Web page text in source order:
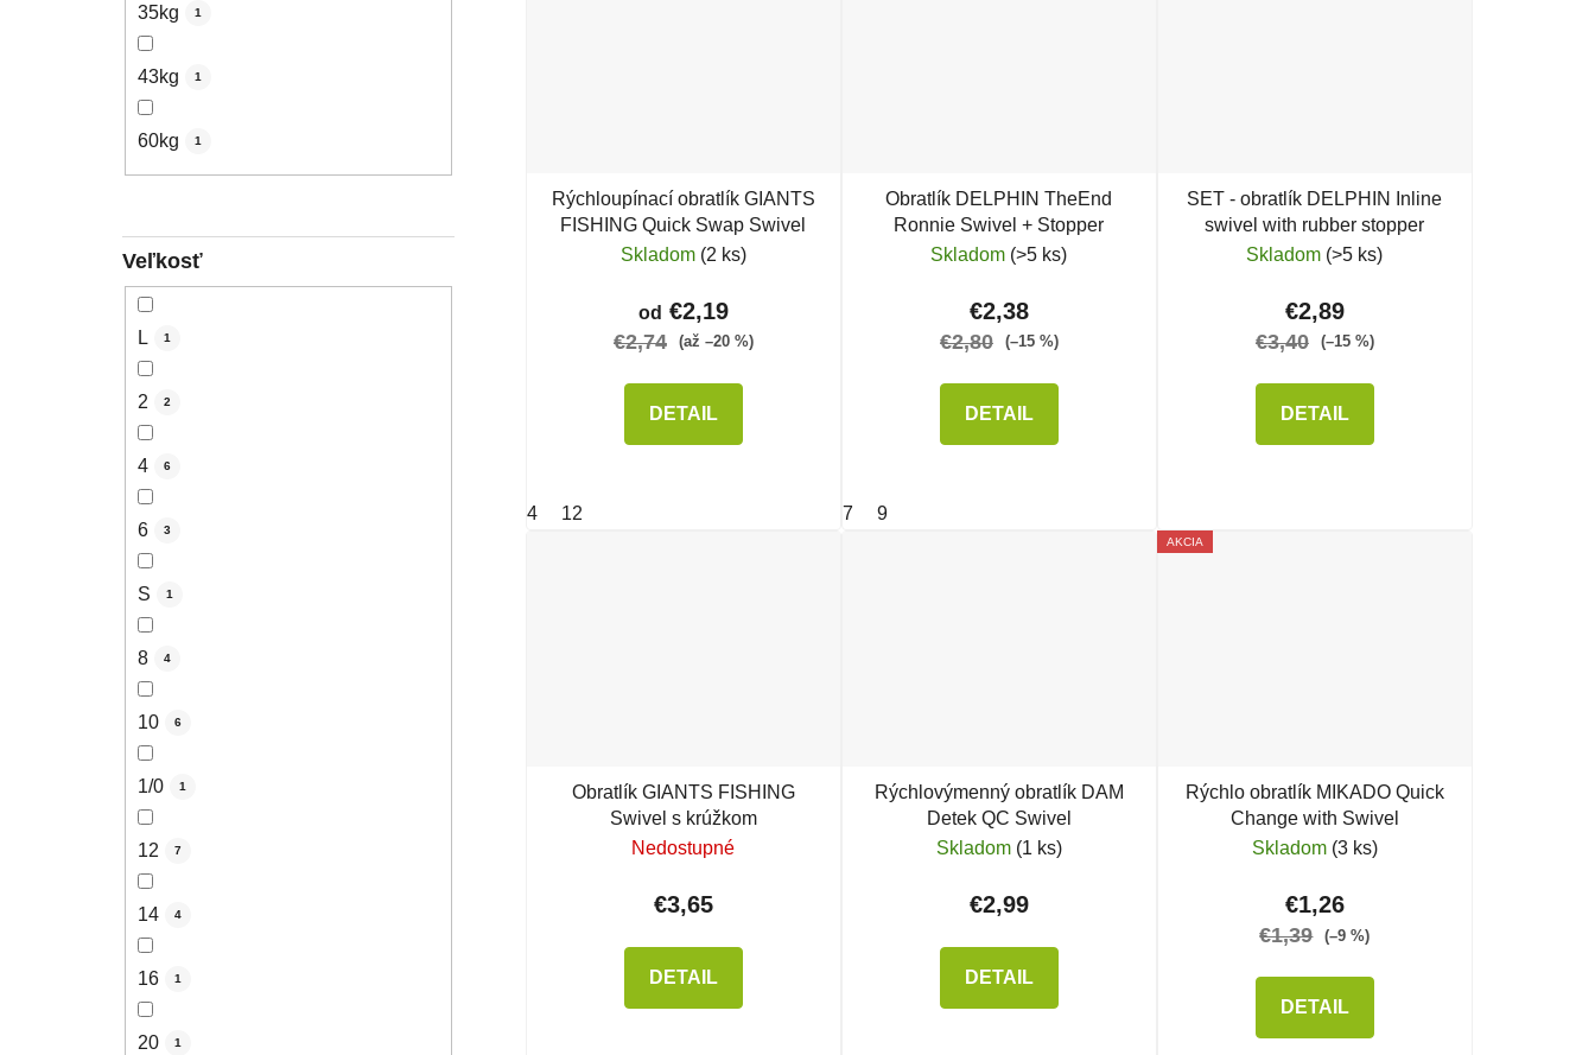
35kg 1
43kg 1
60kg 1
Veľkosť
L 1
2 2
4 6
6 3
S 1
8 4
10 6
1/0 1
12 7
14 4
16 1
20 1
Rýchloupínací obratlík GIANTS
FISHING Quick Swap Swivel
Skladom (2 ks)
od €2,19
€2,74 (až –20 %)
DETAIL
4 12
Obratlík DELPHIN TheEnd
Ronnie Swivel + Stopper
Skladom (>5 ks)
€2,38
€2,80 (–15 %)
DETAIL
7 9
SET - obratlík DELPHIN Inline
swivel with rubber stopper
Skladom (>5 ks)
€2,89
€3,40 (–15 %)
DETAIL
Obratlík GIANTS FISHING
Swivel s krúžkom
Nedostupné
€3,65
DETAIL
Rýchlovýmenný obratlík DAM
Detek QC Swivel
Skladom (1 ks)
€2,99
DETAIL
AKCIA
Rýchlo obratlík MIKADO Quick
Change with Swivel
Skladom (3 ks)
€1,26
€1,39 (–9 %)
DETAIL